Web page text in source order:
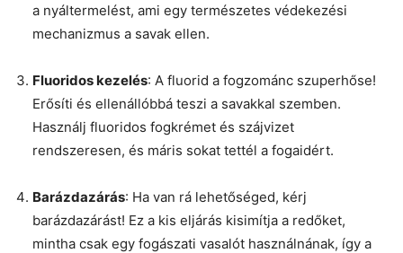
a nyáltermelést, ami egy természetes védekezési
mechanizmus a savak ellen.
Fluoridos kezelés: A fluorid a fogzománc szuperhőse!
Erősíti és ellenállóbbá teszi a savakkal szemben.
Használj fluoridos fogkrémet és szájvizet
rendszeresen, és máris sokat tettél a fogaidért.
Barázdazárás: Ha van rá lehetőséged, kérj
barázdazárást! Ez a kis eljárás kisimítja a redőket,
mintha csak egy fogászati vasalót használnának, így a